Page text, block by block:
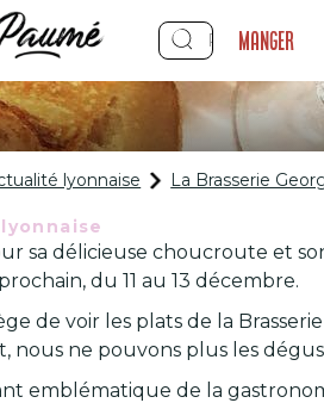
Manger
à
lyonnaise La Brasserie
sa délicieuse choucroute et
du 11 au 13 décembre.
de voir les plats de la
nous ne pouvons plus les
emblématique de la